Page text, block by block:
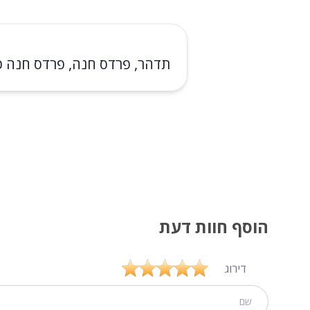
תדהר, פרדס חנה, פרדס חנה
הוסף חוות דעת
דירוג